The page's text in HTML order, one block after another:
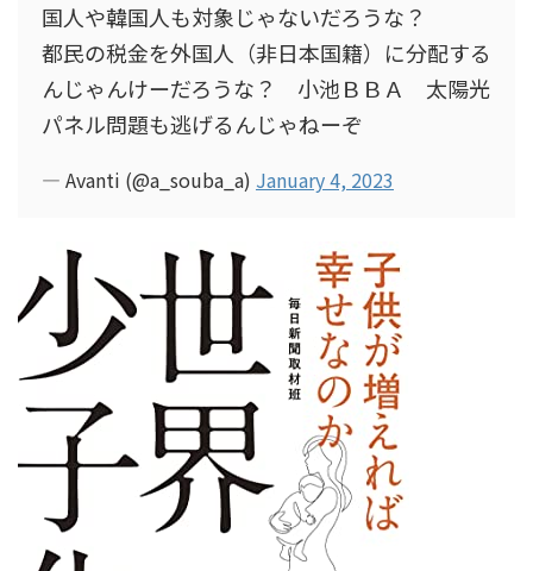
国人や韓国人も対象じゃないだろうな？
都民の税金を外国人（非日本国籍）に分配する
んじゃんけーだろうな？ 小池ＢＢＡ 太陽光
パネル問題も逃げるんじゃねーぞ
— Avanti (@a_souba_a) January 4, 2023